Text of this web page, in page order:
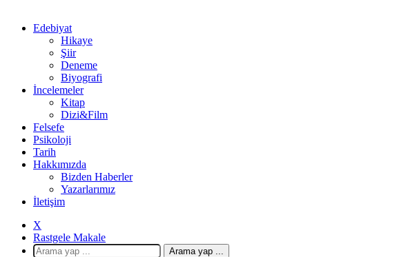
Edebiyat
Hikaye
Şiir
Deneme
Biyografi
İncelemeler
Kitap
Dizi&Film
Felsefe
Psikoloji
Tarih
Hakkımızda
Bizden Haberler
Yazarlarımız
İletişim
X
Rastgele Makale
Arama yap ...